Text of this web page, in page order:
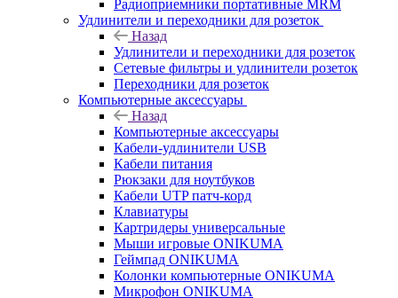
Радиоприемники портативные MRM
Удлинители и переходники для розеток
Назад
Удлинители и переходники для розеток
Сетевые фильтры и удлинители розеток
Переходники для розеток
Компьютерные аксессуары
Назад
Компьютерные аксессуары
Кабели-удлинители USB
Кабели питания
Рюкзаки для ноутбуков
Кабели UTP патч-корд
Клавиатуры
Картридеры универсальные
Мыши игровые ONIKUMA
Геймпад ONIKUMA
Колонки компьютерные ONIKUMA
Микрофон ONIKUMA